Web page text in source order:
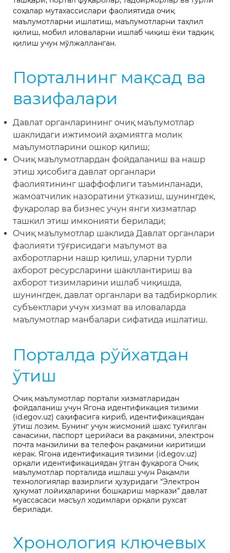
соҳалар мутахассислари фаолиятида очиқ
маълумотларни ишлатиш, маълумотларни таҳлил
қилиш, мобил иловаларни ишлаб чиқиш ёки тадқиқ
қилиш учун мўлжалланган.
Порталнинг мақсад ва
вазифалари
Давлат органларининг очиқ маълумотлар
шаклидаги ижтимоий аҳамиятга молик
маълумотларини ошкор қилиш;
Очиқ маълумотлардан фойдаланиш ва нашр
этиш ҳисобига давлат органлари
фаолиятининг шаффофлиги таъминланади,
жамоатчилик назоратини ўтказиш, шунингдек,
фуқаролар ва бизнес учун янги хизматлар
ташкил этиш имконияти берилади;
Очиқ маълумотлар шаклида Давлат органлари
фаолияти тўғрисидаги маълумот ва
ахборотларни нашр қилиш, уларни турли
ахборот ресурсларини шакллантириш ва
ахборот тизимларини ишлаб чиқишда,
шунингдек, давлат органлари ва тадбиркорлик
субъектлари учун хизмат ва иловаларда
маълумотлар манбалари сифатида ишлатиш.
Порталда рўйхатдан
ўтиш
Очиқ маълумотлар портали хизматларидан
фойдаланиш учун Ягона идентификация тизими
(id.egov.uz) саҳифасига кириб, идентификациядан
ўтиш лозим. Бунинг учун жисмоний шахс туғилган
санасини, паспорт церийаси ва рақамини, электрон
почта манзилини ва телефон рақамини киритиши
керак. Ягона идентификация тизими (id.egov.uz)
орқали идентификациядан ўтган фуқарога Очиқ
маълумотлар порталида ишлаш учун Рақамли
технологиялар вазирлиги ҳузуридаги “Электрон
ҳукумат лойиҳаларини бошқариш маркази” давлат
муассасаси масъул ходимлари орқали рухсат
берилади.
Хронология ключевых